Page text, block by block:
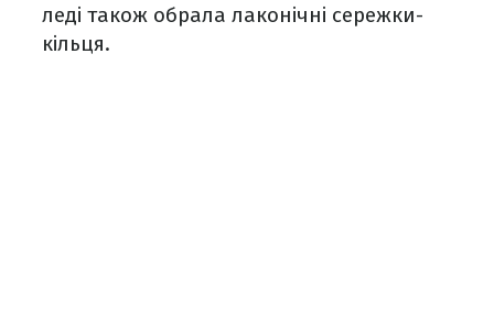
леді також обрала лаконічні сережки-
кільця.